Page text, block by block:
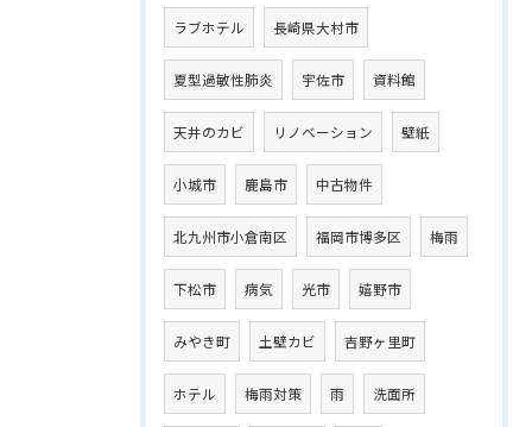
ラブホテル 長崎県大村市
夏型過敏性肺炎 宇佐市 資料館
天井のカビ リノベーション 壁紙
小城市 鹿島市 中古物件
北九州市小倉南区 福岡市博多区 梅雨
下松市 病気 光市 嬉野市
みやき町 土壁カビ 吉野ヶ里町
ホテル 梅雨対策 雨 洗面所